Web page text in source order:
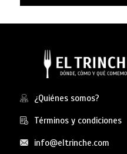
¿Quiénes somos?
Términos y condiciones
info@eltrinche.com